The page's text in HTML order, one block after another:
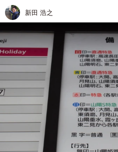
新田 浩之